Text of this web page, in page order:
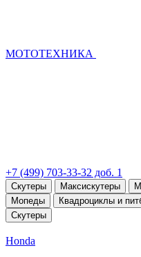
МОТОТЕХНИКА
+7 (499) 703-33-32 доб. 1
Скутеры Максискутеры
Мопеды
Квадроциклы и
Скутеры
Honda